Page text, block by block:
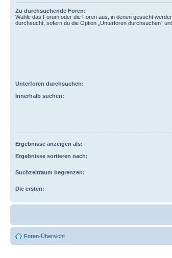
Zu durchsuchende Foren:
Wähle das Forum oder die Foren aus, in denen gesucht
durchsucht, sofern du die Option „Unterforen durchsuchen“
Unterforen durchsuchen:
Innerhalb suchen:
Ergebnisse anzeigen als:
Ergebnisse sortieren nach:
Suchzeitraum begrenzen:
Die ersten:
Foren-Übersicht